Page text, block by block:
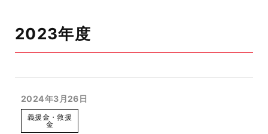
2023年度
2024年3月26日
義援金・救援
金